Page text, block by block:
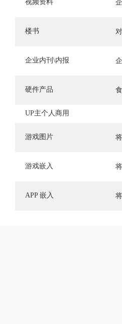
视频资料
楼书
企业内刊\内报
硬件产品
UP主个人商用
游戏图片
游戏嵌入
APP 嵌入